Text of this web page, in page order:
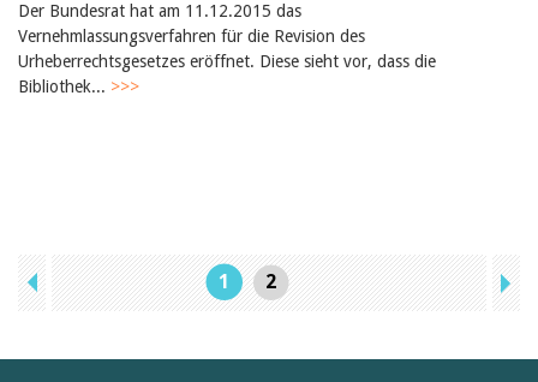
Der Bundesrat hat am 11.12.2015 das
Vernehmlassungsverfahren für die Revision des
Urheberrechtsgesetzes eröffnet. Diese sieht vor, dass die
Bibliothek... >>>
1 2